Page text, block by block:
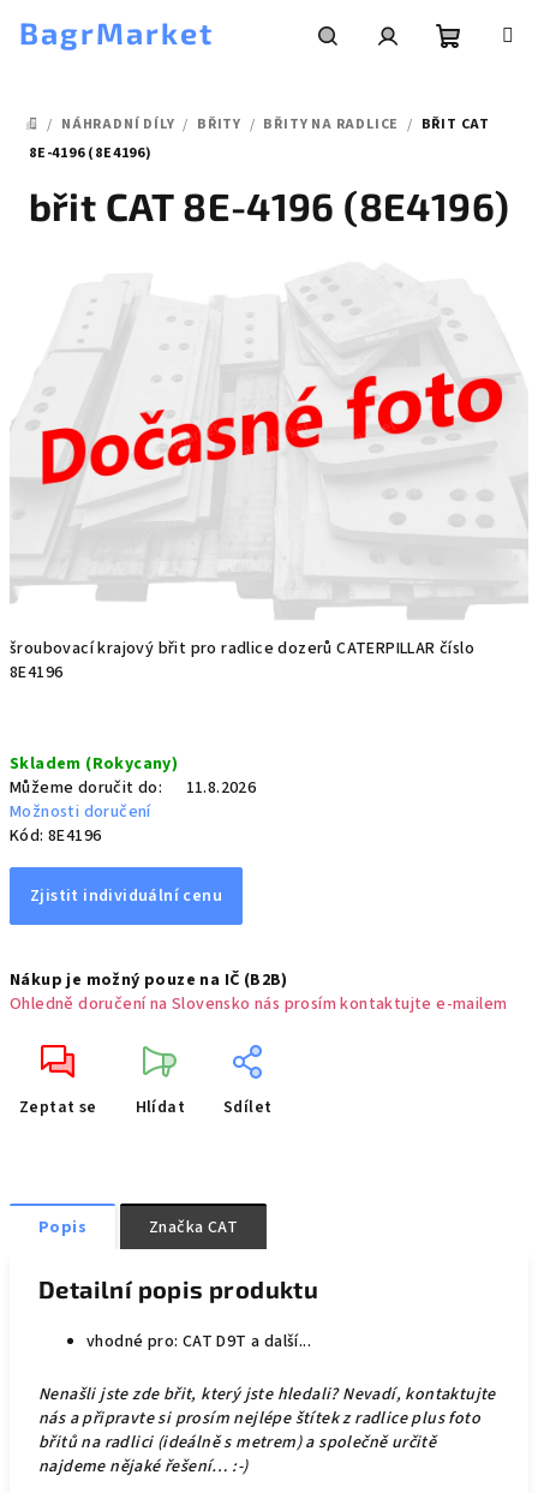
BagrMarket
DOMŮ
/ NÁHRADNÍ DÍLY / BŘITY / BŘITY NA RADLICE / BŘIT CAT
8E-4196 (8E4196)
šroubovací krajový břit pro radlice dozerů CATERPILLAR číslo
8E4196
cena:
Skladem (Rokycany)
Můžeme doručit do:
11.8.2026
Možnosti doručení
Kód: 8E4196
Zjistit individuální cenu
Nákup je možný pouze na IČ (B2B)
Ohledně doručení na Slovensko nás prosím kontaktujte e-mailem
Zeptat se Hlídat Sdílet
břit CAT 8E-4196 (8E4196)
Popis Značka CAT
Detailní popis produktu
vhodné pro: CAT D9T a další...
Nenašli jste zde břit, který jste hledali? Nevadí, kontaktujte
nás a připravte si prosím nejlépe štítek z radlice plus foto
břitů na radlici (ideálně s metrem) a společně určitě
najdeme nějaké řešení… :-)